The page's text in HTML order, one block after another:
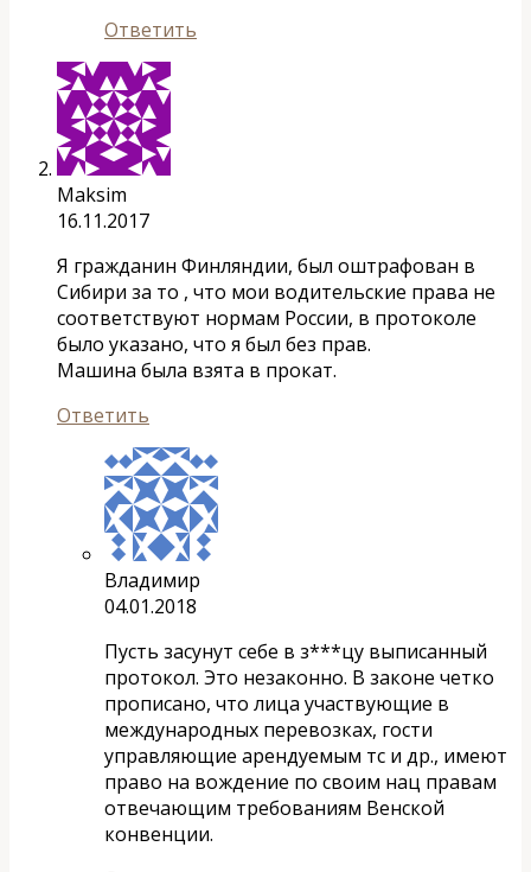
Ответить
Maksim
16.11.2017
Я гражданин Финляндии, был оштрафован в
Сибири за то , что мои водительские права не
соответствуют нормам России, в протоколе
было указано, что я был без прав.
Машина была взята в прокат.
Ответить
Владимир
04.01.2018
Пусть засунут себе в з***цу выписанный
протокол. Это незаконно. В законе четко
прописано, что лица участвующие в
международных перевозках, гости
управляющие арендуемым тс и др., имеют
право на вождение по своим нац правам
отвечающим требованиям Венской
конвенции.